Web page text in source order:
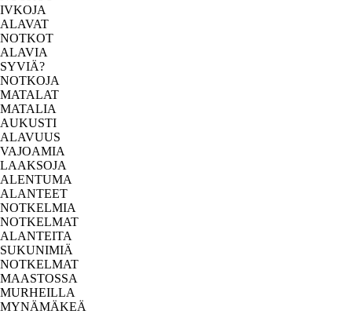
IVKOJA
ALAVAT
NOTKOT
ALAVIA
SYVIÄ?
NOTKOJA
MATALAT
MATALIA
AUKUSTI
ALAVUUS
VAJOAMIA
LAAKSOJA
ALENTUMA
ALANTEET
NOTKELMIA
NOTKELMAT
ALANTEITA
SUKUNIMIÄ
NOTKELMAT
MAASTOSSA
MURHEILLA
MYNÄMÄKEÄ